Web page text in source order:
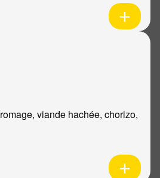
viande hachée, chorizo,